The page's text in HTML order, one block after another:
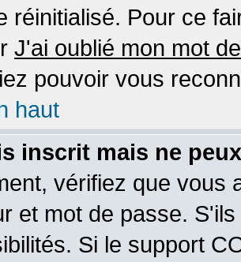
réinitialisé. Pour ce
J'ai oublié mon mot
pouvoir vous
haut
inscrit mais ne
vérifiez que vous
et mot de passe.
Si le support